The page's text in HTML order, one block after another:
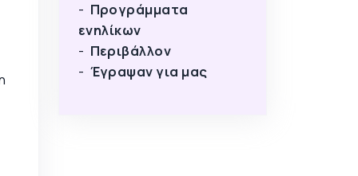
Προγράμματα
ενηλίκων
Περιβάλλον
Έγραψαν για μας